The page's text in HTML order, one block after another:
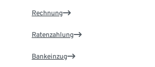
Rechnung
Ratenzahlung
Bankeinzug